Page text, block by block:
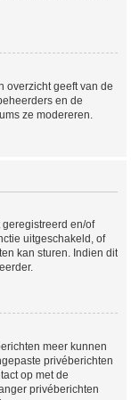
overzicht geeft van de
en de
ze modereren.
en/of
uitgeschakeld, of
kan sturen. Indien dit
meer kunnen
privéberichten
op met de
privéberichten